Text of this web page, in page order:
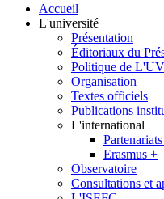
Accueil
L'université
Présentation
Éditoriaux du
Politique de
Organisation
Textes officiels
Publications
L'international
Erasmus +
Observatoire
Consultations et